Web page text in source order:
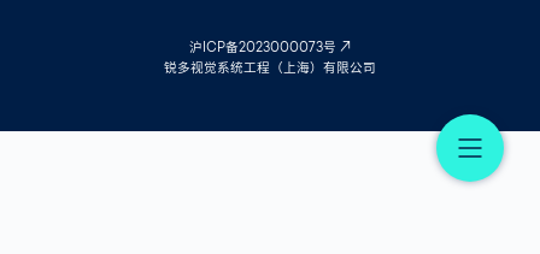
沪ICP备2023000073号
锐多视觉系统工程（上海）有限公司